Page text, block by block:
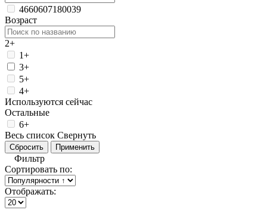
4660607180039
Возраст
2+
1+
3+
5+
4+
Используются сейчас
Остальные
6+
Весь список Свернуть
Фильтр
Сортировать по:
Отображать: